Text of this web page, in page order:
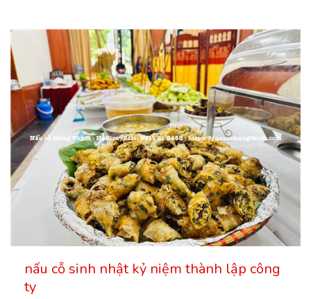
nấu cỗ sinh nhật kỷ niệm thành lập công
ty